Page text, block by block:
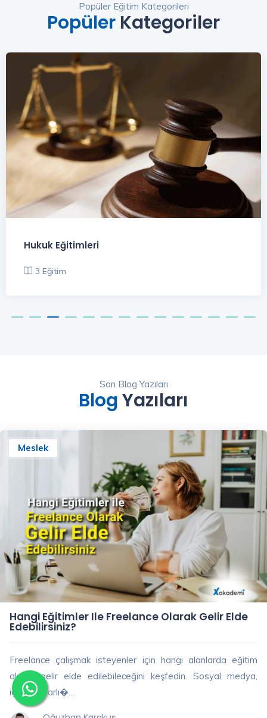
Popüler Eğitim Kategorileri
Popüler Kategoriler
Hukuk Eğitimleri
3 Eğitim
Son Blog Yazıları
BlogYazıları
Hangi Eğitimler Ile Freelance Olarak Gelir Elde
Edebilirsiniz?
Meslek
Freelance çalışmak isteyenler için hangi alanlarda eğitim
alarak gelir elde edilebileceğini keşfedin. Sosyal medya,
içerik yazarlı�...